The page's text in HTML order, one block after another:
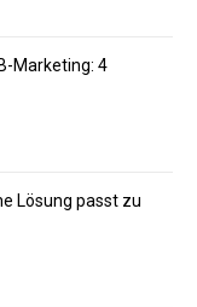
Marketing: 4
Lösung passt zu